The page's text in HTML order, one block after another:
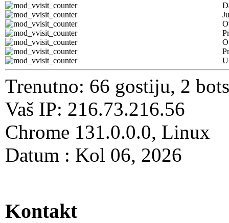
Trenutno: 66 gostiju, 2
Vaš IP: 216.73.216.56
Chrome 131.0.0.0, Linux
Datum : Kol 06, 2026
Kontakt